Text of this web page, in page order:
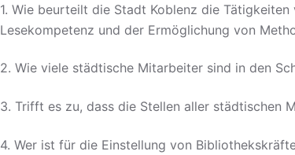
1. Wie beurteilt die Stadt Koblenz die
Lesekompetenz und der Ermöglichung von
2. Wie viele städtische Mitarbeiter sind in den
3. Trifft es zu, dass die Stellen aller städtischen
4. Wer ist für die Einstellung von